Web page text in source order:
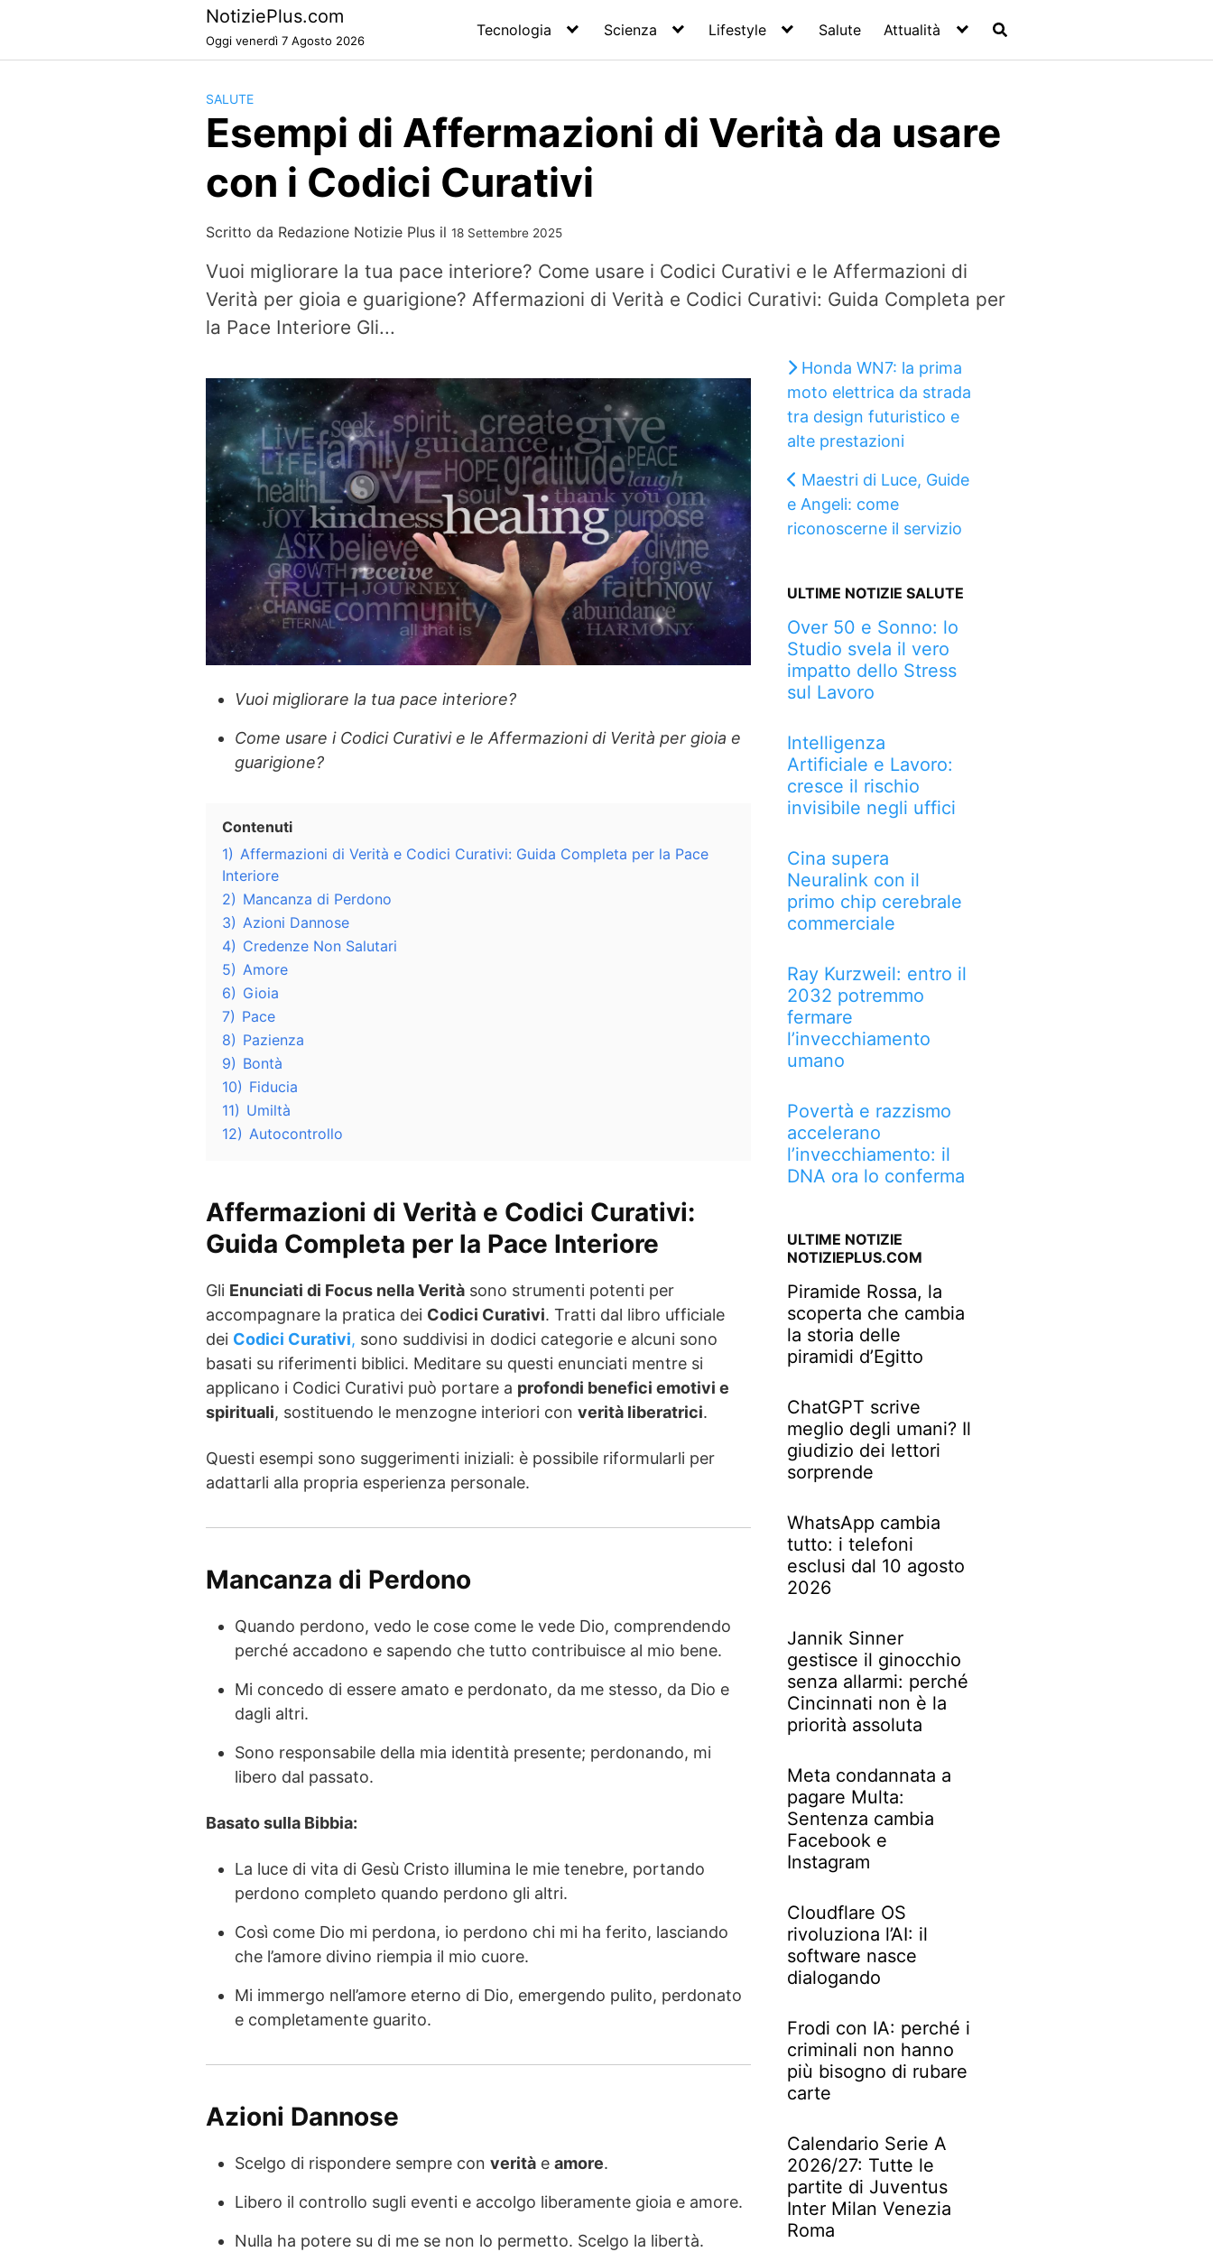
NotiziePlus.com
Oggi venerdì 7 Agosto 2026
Tecnologia Scienza Lifestyle Salute Attualità
SALUTE
Esempi di Affermazioni di Verità da usare
con i Codici Curativi
Scritto da Redazione Notizie Plus il 18 Settembre 2025
Vuoi migliorare la tua pace interiore? Come usare i Codici Curativi e le Affermazioni di
Verità per gioia e guarigione? Affermazioni di Verità e Codici Curativi: Guida Completa per
la Pace Interiore Gli...
Vuoi migliorare la tua pace interiore?
Come usare i Codici Curativi e le Affermazioni di Verità per gioia e
guarigione?
Contenuti
1) Affermazioni di Verità e Codici Curativi: Guida Completa per la Pace
Interiore
2) Mancanza di Perdono
3) Azioni Dannose
4) Credenze Non Salutari
5) Amore
6) Gioia
7) Pace
8) Pazienza
9) Bontà
10) Fiducia
11) Umiltà
12) Autocontrollo
Affermazioni di Verità e Codici Curativi:
Guida Completa per la Pace Interiore
Gli Enunciati di Focus nella Verità sono strumenti potenti per
accompagnare la pratica dei Codici Curativi. Tratti dal libro ufficiale
dei Codici Curativi, sono suddivisi in dodici categorie e alcuni sono
basati su riferimenti biblici. Meditare su questi enunciati mentre si
applicano i Codici Curativi può portare a profondi benefici emotivi e
spirituali, sostituendo le menzogne interiori con verità liberatrici.
Questi esempi sono suggerimenti iniziali: è possibile riformularli per
adattarli alla propria esperienza personale.
Mancanza di Perdono
Quando perdono, vedo le cose come le vede Dio, comprendendo
perché accadono e sapendo che tutto contribuisce al mio bene.
Mi concedo di essere amato e perdonato, da me stesso, da Dio e
dagli altri.
Sono responsabile della mia identità presente; perdonando, mi
libero dal passato.
Basato sulla Bibbia:
La luce di vita di Gesù Cristo illumina le mie tenebre, portando
perdono completo quando perdono gli altri.
Così come Dio mi perdona, io perdono chi mi ha ferito, lasciando
che l’amore divino riempia il mio cuore.
Mi immergo nell’amore eterno di Dio, emergendo pulito, perdonato
e completamente guarito.
Azioni Dannose
Scelgo di rispondere sempre con verità e amore.
Libero il controllo sugli eventi e accolgo liberamente gioia e amore.
Nulla ha potere su di me se non lo permetto. Scelgo la libertà.
Honda WN7: la prima
moto elettrica da strada
tra design futuristico e
alte prestazioni
Maestri di Luce, Guide
e Angeli: come
riconoscerne il servizio
ULTIME NOTIZIE SALUTE
Over 50 e Sonno: lo
Studio svela il vero
impatto dello Stress
sul Lavoro
Intelligenza
Artificiale e Lavoro:
cresce il rischio
invisibile negli uffici
Cina supera
Neuralink con il
primo chip cerebrale
commerciale
Ray Kurzweil: entro il
2032 potremmo
fermare
l’invecchiamento
umano
Povertà e razzismo
accelerano
l’invecchiamento: il
DNA ora lo conferma
ULTIME NOTIZIE
NOTIZIEPLUS.COM
Piramide Rossa, la
scoperta che cambia
la storia delle
piramidi d’Egitto
ChatGPT scrive
meglio degli umani? Il
giudizio dei lettori
sorprende
WhatsApp cambia
tutto: i telefoni
esclusi dal 10 agosto
2026
Jannik Sinner
gestisce il ginocchio
senza allarmi: perché
Cincinnati non è la
priorità assoluta
Meta condannata a
pagare Multa:
Sentenza cambia
Facebook e
Instagram
Cloudflare OS
rivoluziona l’AI: il
software nasce
dialogando
Frodi con IA: perché i
criminali non hanno
più bisogno di rubare
carte
Calendario Serie A
2026/27: Tutte le
partite di Juventus
Inter Milan Venezia
Roma